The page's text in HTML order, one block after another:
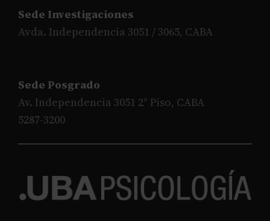
Sede Investigaciones
Avda. Independencia 3051 / 3065, CABA
Sede Posgrado
Av. Independencia 3051 2° Piso, CABA
5287-3200